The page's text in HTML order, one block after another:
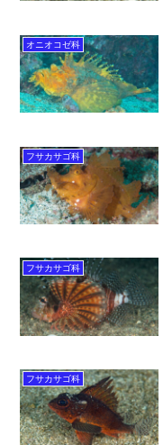
オニオコゼ科
フサカサゴ科
フサカサゴ科
フサカサゴ科